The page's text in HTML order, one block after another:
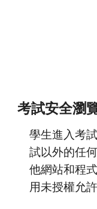
考試安全瀏
學生進入考
試以外的任
他網站和程
用未授權允